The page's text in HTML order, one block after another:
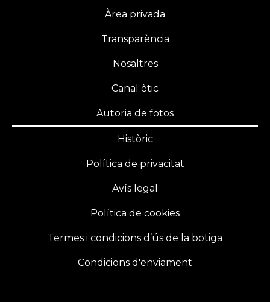
Àrea privada
Transparència
Nosaltres
Canal ètic
Autoria de fotos
Històric
Política de privacitat
Avís legal
Política de cookies
Termes i condicions d’ús de la botiga
Condicions d'enviament